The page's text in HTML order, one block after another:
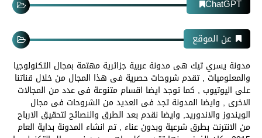
ChatGPT
عن الموقع
مدونة يسري تيك هى مدونة عربية جزائرية مهتمة بمجال التكنولوجيا
والمعلوميات , تقدم شروحات حصرية فى هذا المجال من خلال قناتنا
على اليوتيوب , كما توجد ايضا اقسام متنوعة فى عدد من المجالات
الاخرى , وايضا المدونة تجد فى العديد من الشروحات فى مجال
الويندوز والاندوريد, وايضا نقدم بعد الطرق والنصائح لتحقيق الارباح
من الانترنت بطرق شرعية وبدون عناء , تم انشاء المدونة بداية العام